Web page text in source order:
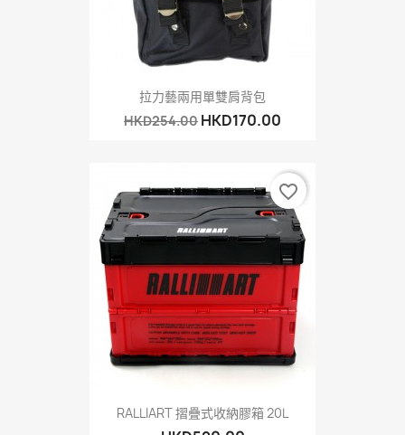
拉力藝兩用單雙肩背包
HKD254.00 HKD170.00
RALLIART 摺疊式收納膠箱 20L
favorite_border